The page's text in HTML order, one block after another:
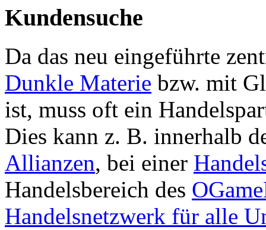
Kundensuche
Da das neu eingeführte
Dunkle Materie bzw. mit
ist, muss oft ein
Dies kann z. B. innerhalb
Allianzen, bei einer
Handelsbereich des
Handelsnetzwerk für alle